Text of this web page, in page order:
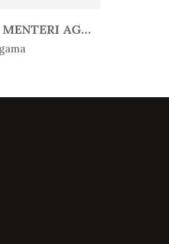
PERATURAN MENTERI AGAMA REPUBLIK...